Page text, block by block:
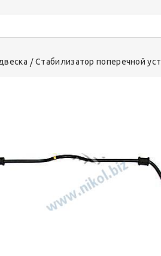
Стабилизатор поперечной